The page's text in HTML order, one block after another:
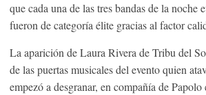
que cada una de las tres bandas de la noche
fueron de categoría élite gracias al factor
La aparición de Laura Rivera de Tribu del
de las puertas musicales del evento quien
empezó a desgranar, en compañía de Papolo